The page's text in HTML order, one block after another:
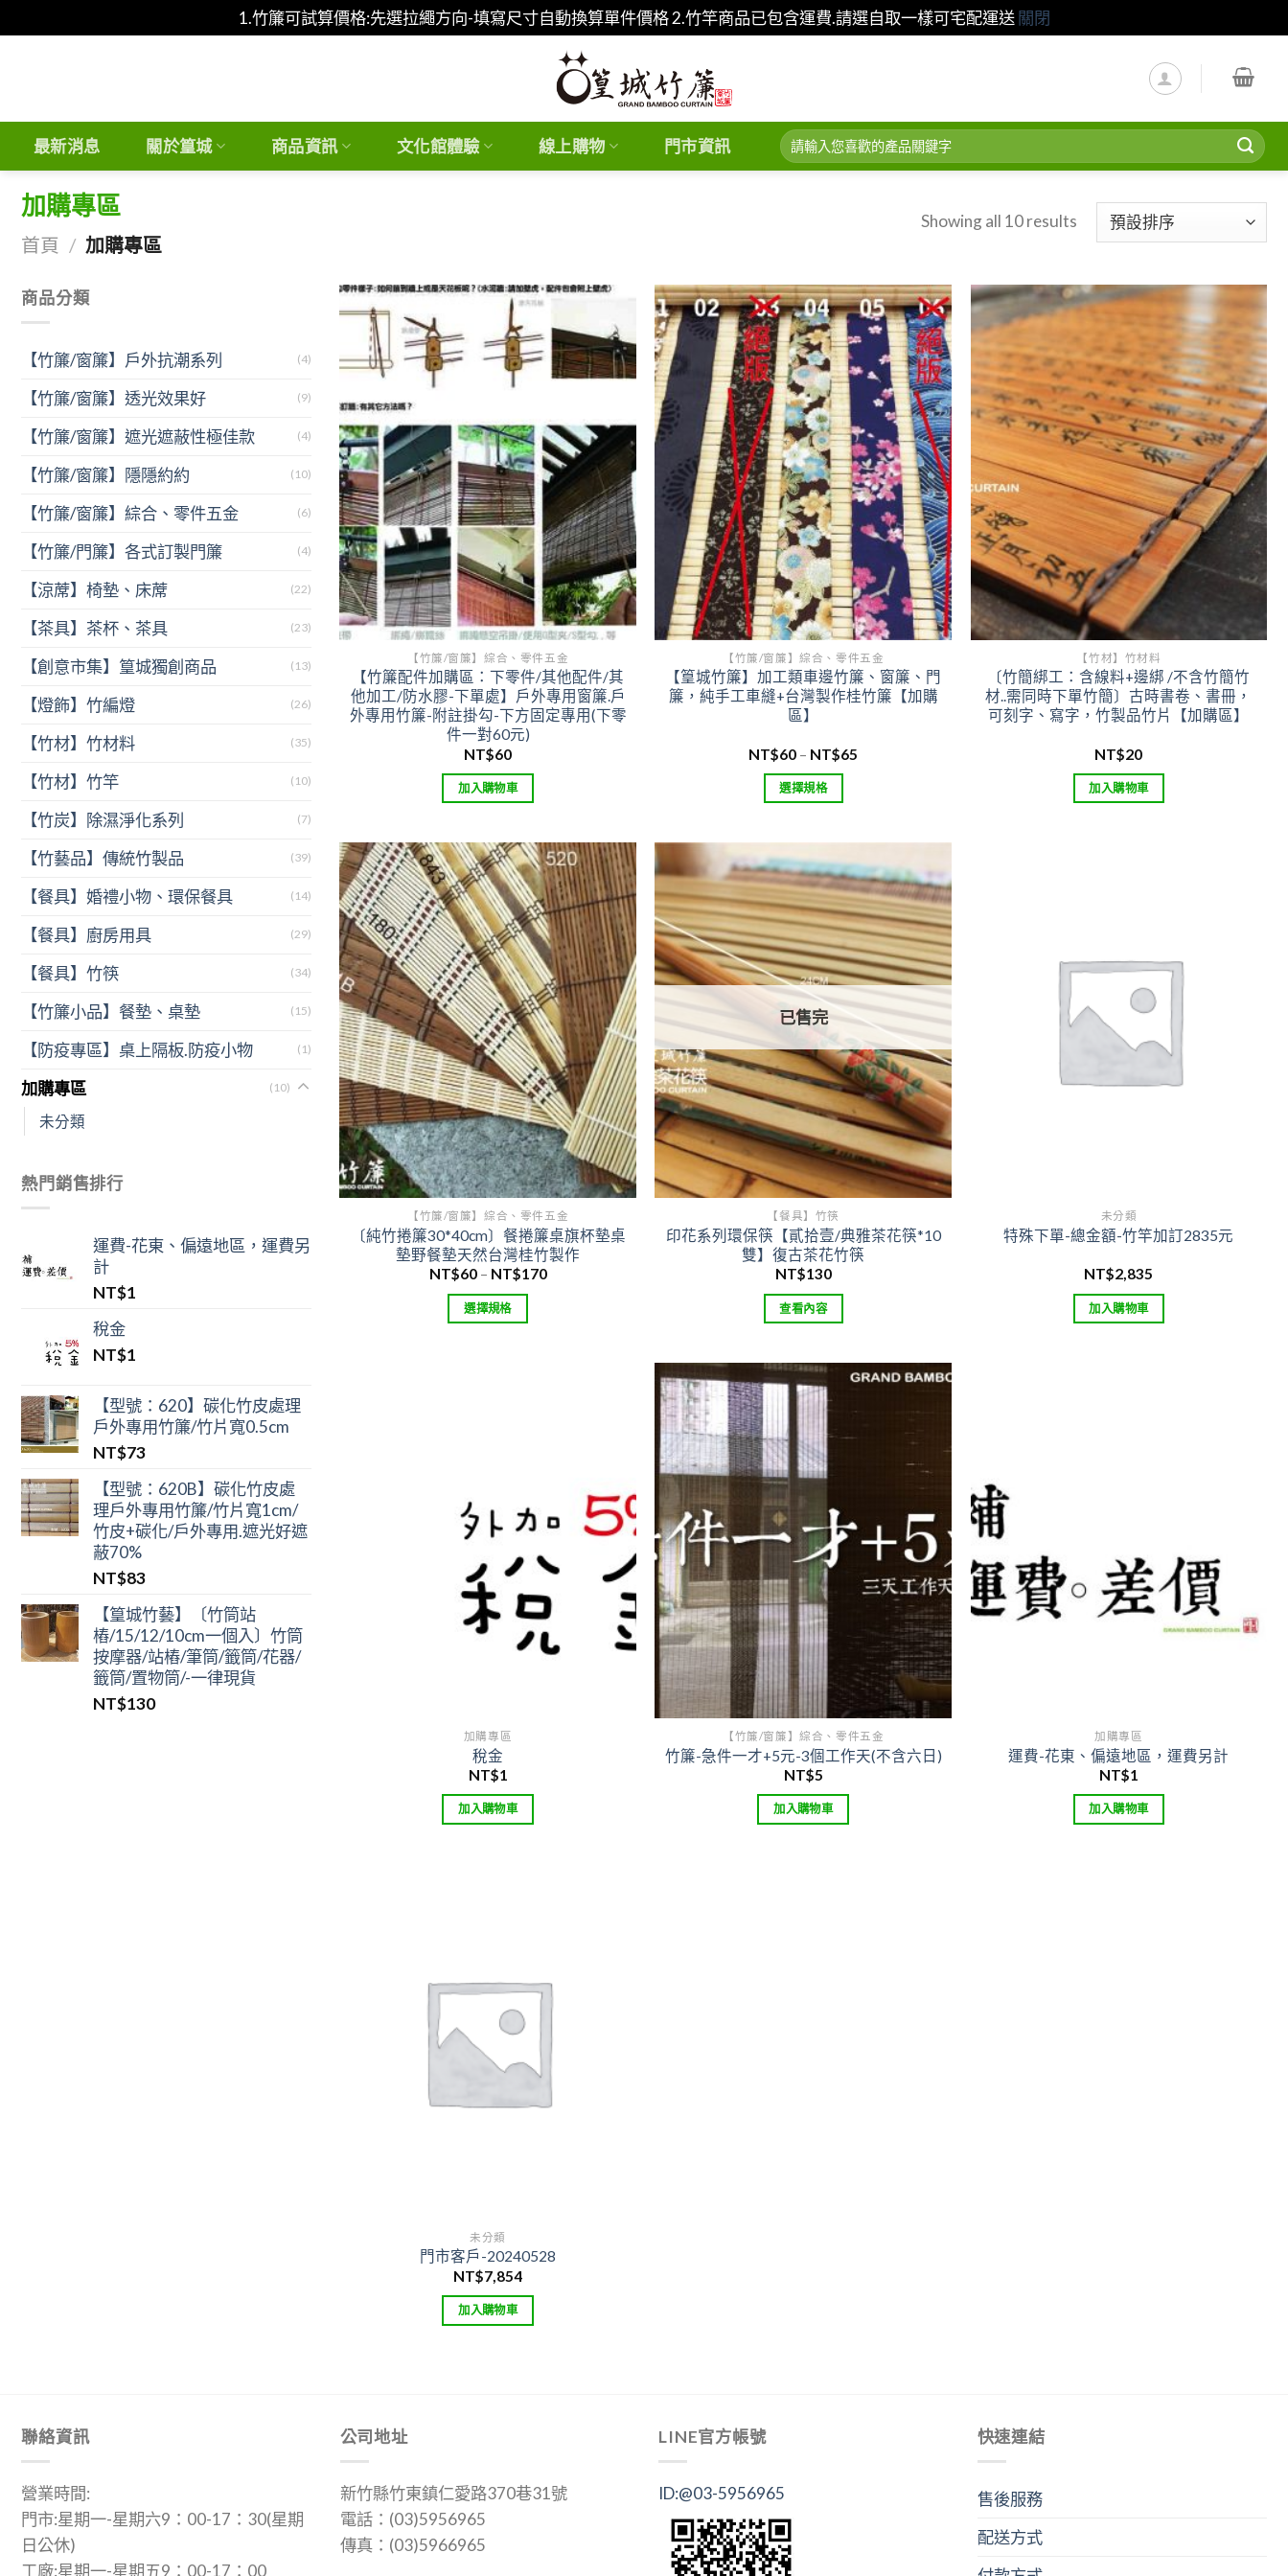
1.竹簾可試算價格:先選拉繩方向-填寫尺寸自動換算單件價格 2.竹竿商品已包含運費.請選自取一樣可宅配運送 關閉
最新消息 關於篁城 商品資訊 文化館體驗 線上購物 門市資訊
搜
尋
加購專區
首頁 / 加購專區
Showing all 10 results
商品分類
【竹簾/窗簾】戶外抗潮系列 (4)
【竹簾/窗簾】透光效果好 (9)
【竹簾/窗簾】遮光遮蔽性極佳款 (4)
【竹簾/窗簾】隱隱約約 (10)
【竹簾/窗簾】綜合、零件五金 (6)
【竹簾/門簾】各式訂製門簾 (4)
【涼蓆】椅墊、床蓆 (22)
【茶具】茶杯、茶具 (23)
【創意市集】篁城獨創商品 (13)
【燈飾】竹編燈 (26)
【竹材】竹材料 (35)
【竹材】竹竿 (10)
【竹炭】除濕淨化系列 (7)
【竹藝品】傳統竹製品 (39)
【餐具】婚禮小物、環保餐具 (14)
【餐具】廚房用具 (29)
【餐具】竹筷 (34)
【竹簾小品】餐墊、桌墊 (15)
【防疫專區】桌上隔板.防疫小物 (1)
加購專區 (10)
未分類
熱門銷售排行
運費-花東、偏遠地區，運費另
計
NT$1
稅金
NT$1
【型號：620】碳化竹皮處理
戶外專用竹簾/竹片寬0.5cm
NT$73
【型號：620B】碳化竹皮處
理戶外專用竹簾/竹片寬1cm/
竹皮+碳化/戶外專用.遮光好遮
蔽70%
NT$83
【篁城竹藝】〔竹筒站
樁/15/12/10cm一個入〕竹筒
按摩器/站樁/筆筒/籤筒/花器/
籤筒/置物筒/-一律現貨
NT$130
Add to
【竹簾/窗簾】綜合、零件五金
【竹簾配件加購區：下零件/其他配件/其
他加工/防水膠-下單處】戶外專用窗簾.戶
外專用竹簾-附註掛勾-下方固定專用(下零
件一對60元)
NT$60
加入購物車
Add to
wishlist
【竹簾/窗簾】綜合、零件五金
【篁城竹簾】加工類車邊竹簾、窗簾、門
簾，純手工車縫+台灣製作桂竹簾【加購
區】
NT$60 – NT$65
NT$65
選擇規格
品
有
多
種
款
式。
可
在
產
品
頁
面
選
擇
選
Add to
wishlist
【竹材】竹材料
〔竹簡綁工：含線料+邊綁 /不含竹簡竹
材..需同時下單竹簡〕古時書卷、書冊，
可刻字、寫字，竹製品竹片【加購區】
NT$20
加入購物車
Add to
wishlist
【竹簾/窗簾】綜合、零件五金
〔純竹捲簾30*40cm〕餐捲簾桌旗杯墊桌
墊野餐墊天然台灣桂竹製作
NT$60 – NT$170價
選擇規格
可
在
產
品
頁
面
Add to
wishlist
已售完
【餐具】竹筷
印花系列環保筷【貳拾壹/典雅茶花筷*10
雙】復古茶花竹筷
NT$130
查看內容
未分類
特殊下單-總金額-竹竿加訂2835元
NT$2,835
加入購物車
加購專區
稅金
NT$1
加入購物車
wishlist
【竹簾/窗簾】綜合、零件五金
竹簾-急件一才+5元-3個工作天(不含六日)
NT$5
加入購物車
加購專區
運費-花東、偏遠地區，運費另計
NT$1
加入購物車
未分類
門市客戶-20240528
NT$7,854
加入購物車
聯絡資訊
營業時間:
門市:星期一-星期六9：00-17：30(星期
日公休)
工廠:星期一-星期五9：00-17：00
公司地址
新竹縣竹東鎮仁愛路370巷31號
電話：(03)5956965
傳真：(03)5966965
LINE官方帳號
ID:@03-5956965
快速連結
售後服務
配送方式